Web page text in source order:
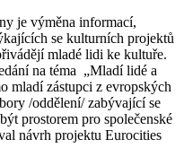
je výměna informací,
se kulturních projektů
mladé lidi ke kultuře.
na téma „Mladí lidé a
mladí zástupci z evropských
/oddělení/ zabývající se
prostorem pro společenské
návrh projektu Eurocities